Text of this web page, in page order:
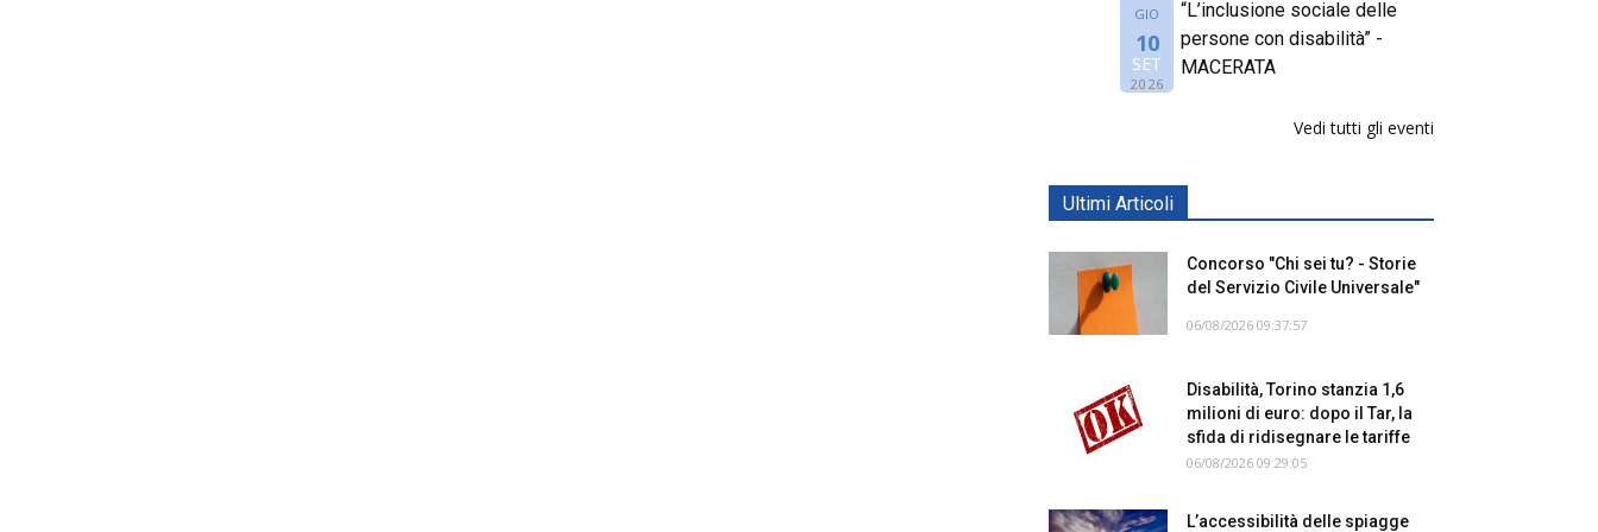
GIO
10
SET
2026
“L’inclusione sociale delle
persone con disabilità” -
MACERATA
Vedi tutti gli eventi
Ultimi Articoli
Concorso "Chi sei tu? - Storie
del Servizio Civile Universale"
06/08/2026 09:37:57
Disabilità, Torino stanzia 1,6
milioni di euro: dopo il Tar, la
sfida di ridisegnare le tariffe
06/08/2026 09:29:05
L’accessibilità delle spiagge